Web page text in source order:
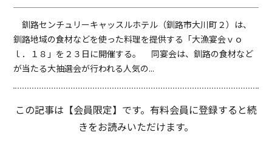
釧路センチュリーキャッスルホテル（釧路市大川町２）は、
釧路地域の食材などを使った料理を提供する「大漁宴会ｖｏ
ｌ．１８」を２３日に開催する。 同宴会は、釧路の食材など
が当たる大抽選会が行われる人気の...
この記事は【会員限定】です。有料会員に登録すると続
きをお読みいただけます。